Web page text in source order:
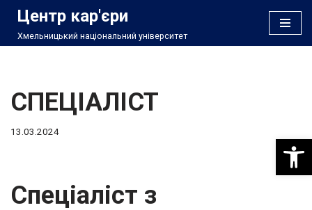
Перейти
Центр кар'єри
Хмельницький національний університет
СПЕЦІАЛІСТ
13.03.2024
Спеціаліст з